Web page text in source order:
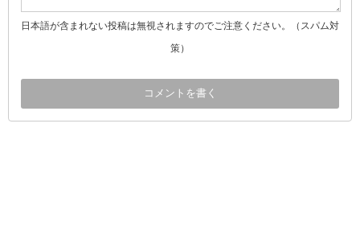
日本語が含まれない投稿は無視されますのでご注意ください。（スパム対
策）